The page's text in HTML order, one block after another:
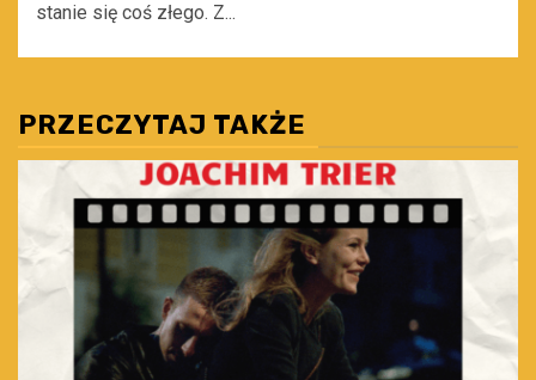
stanie się coś złego. Z...
PRZECZYTAJ TAKŻE